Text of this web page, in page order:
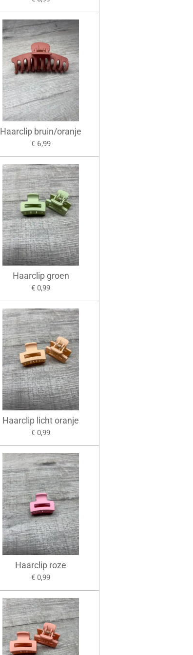
Haarclip bruin/oranje
€ 6,99
Haarclip groen
€ 0,99
Haarclip licht oranje
€ 0,99
Haarclip roze
€ 0,99